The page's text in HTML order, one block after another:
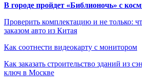
В городе пройдет «Библионочь» с
Проверить комплектацию и не только:
заказом авто из Китая
Как соотнести видеокарту с монитором
Как заказать строительство зданий из
ключ в Москве